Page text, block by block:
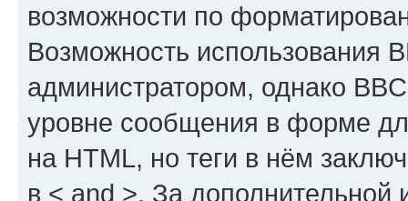
возможности по
Возможность использования
администратором, однако
уровне сообщения в форме
на HTML, но теги в нём
в < and >. За